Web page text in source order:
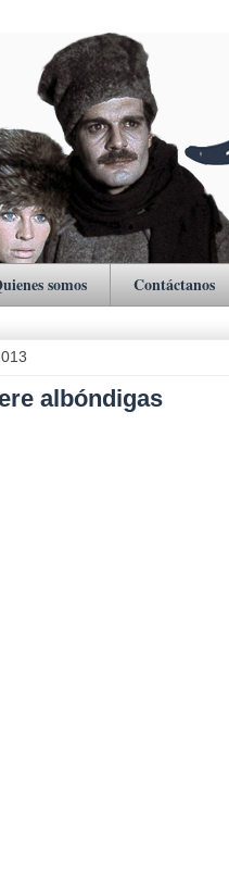
somos Contáctanos
albóndigas